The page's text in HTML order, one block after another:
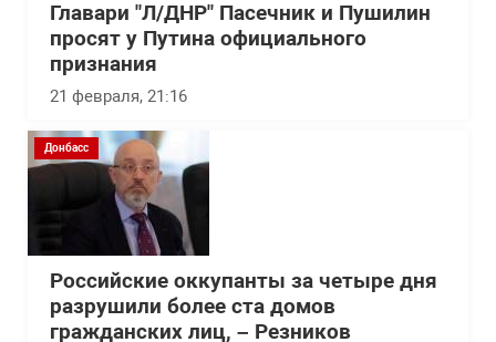
Главари "Л/ДНР" Пасечник и Пушилин
просят у Путина официального
признания
21 февраля, 21:16
Донбасс
Российские оккупанты за четыре дня
разрушили более ста домов
гражданских лиц, – Резников